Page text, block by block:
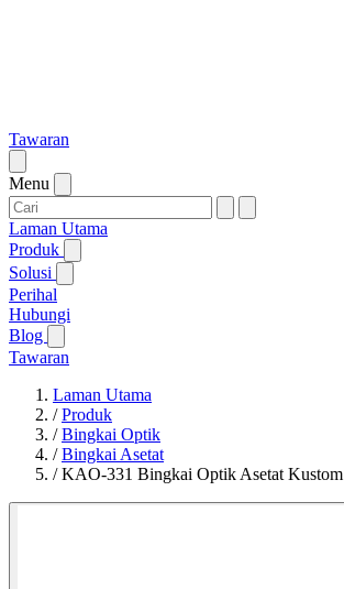
Tawaran
Menu
Laman Utama
Produk
Solusi
Perihal
Hubungi
Blog
Tawaran
Laman Utama
/Produk
/Bingkai Optik
/Bingkai Asetat
/KAO-331 Bingkai Optik Asetat Kustom